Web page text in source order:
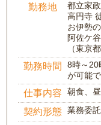
勤務地
都立家
高円寺
お伊勢
阿佐ケ
（東京
勤務時間
8時～20
が可能
仕事内容 朝食、
契約形態 業務委託